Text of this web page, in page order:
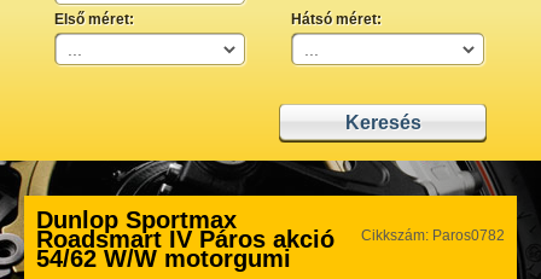
Első méret: Hátsó méret:
Cikkszám: Paros0782
Dunlop Sportmax
Roadsmart IV Páros akció
54/62 W/W motorgumi